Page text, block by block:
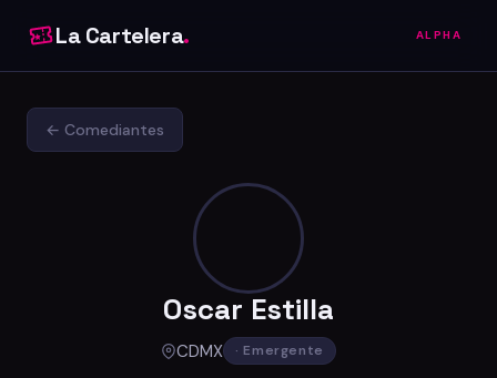
La Cartelera. ALPHA
← Comediantes
Oscar Estilla
CDMX · Emergente